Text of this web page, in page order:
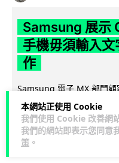
本網站正使用 Cookie
我們使用 Cookie 改善網
我們的網站即表示您同意
策 。
Samsung 展示
手機毋須輸入
作
Samsung 電子 MX 部門
表示，品牌正推動
文
28